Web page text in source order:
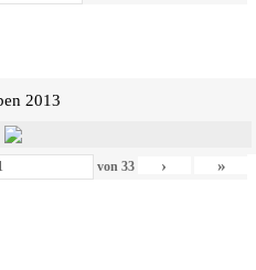
2013
von 33 › »